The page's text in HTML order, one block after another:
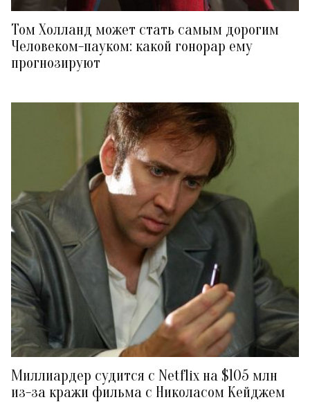
Том Холланд может стать самым дорогим
Человеком-пауком: какой гонорар ему
прогнозируют
Миллиардер судится с Netflix на $105 млн
из-за кражи фильма с Николасом Кейджем